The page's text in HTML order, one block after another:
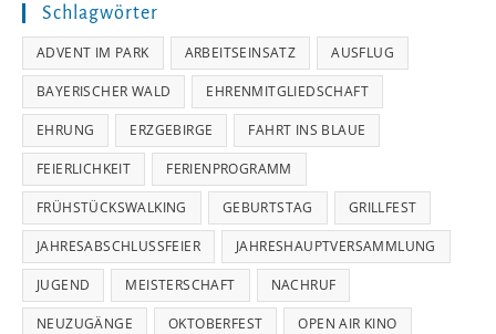
Schlagwörter
ADVENT IM PARK ARBEITSEINSATZ AUSFLUG
BAYERISCHER WALD EHRENMITGLIEDSCHAFT
EHRUNG ERZGEBIRGE FAHRT INS BLAUE
FEIERLICHKEIT FERIENPROGRAMM
FRÜHSTÜCKSWALKING GEBURTSTAG GRILLFEST
JAHRESABSCHLUSSFEIER JAHRESHAUPTVERSAMMLUNG
JUGEND MEISTERSCHAFT NACHRUF
NEUZUGÄNGE OKTOBERFEST OPEN AIR KINO